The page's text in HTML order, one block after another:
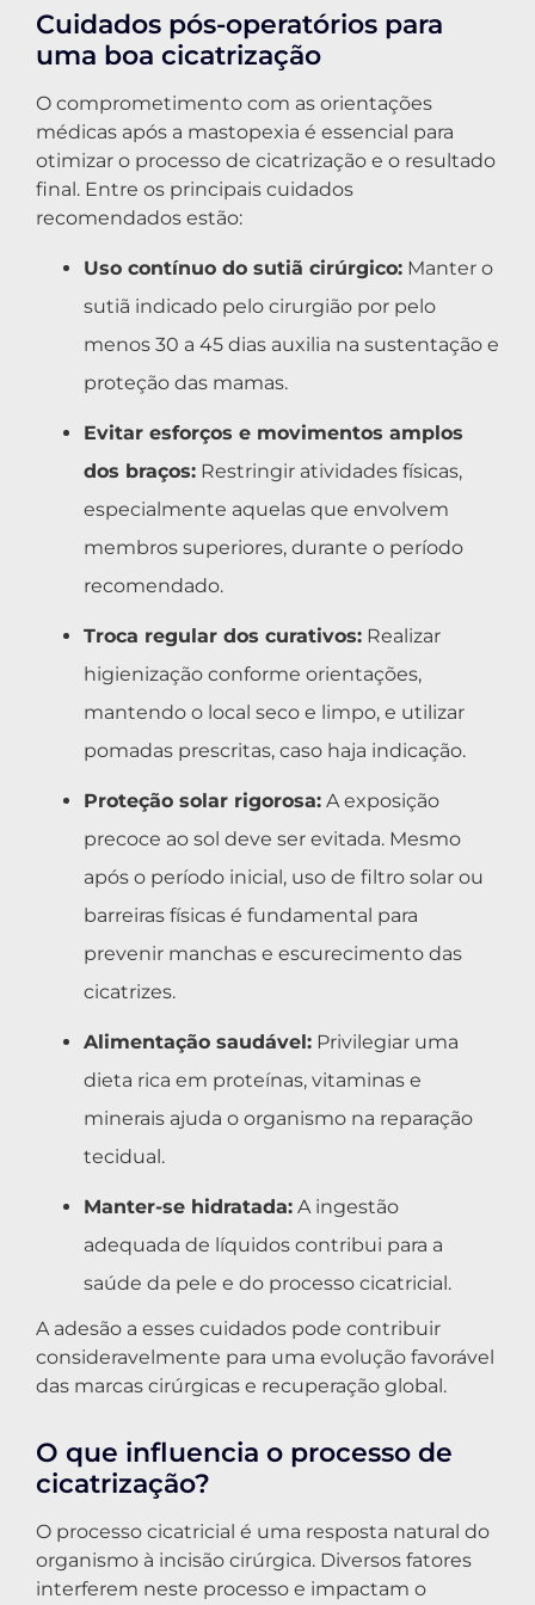
Cuidados pós-operatórios para
uma boa cicatrização
O comprometimento com as orientações
médicas após a mastopexia é essencial para
otimizar o processo de cicatrização e o resultado
final. Entre os principais cuidados
recomendados estão:
Uso contínuo do sutiã cirúrgico: Manter o
sutiã indicado pelo cirurgião por pelo
menos 30 a 45 dias auxilia na sustentação e
proteção das mamas.
Evitar esforços e movimentos amplos
dos braços: Restringir atividades físicas,
especialmente aquelas que envolvem
membros superiores, durante o período
recomendado.
Troca regular dos curativos: Realizar
higienização conforme orientações,
mantendo o local seco e limpo, e utilizar
pomadas prescritas, caso haja indicação.
Proteção solar rigorosa: A exposição
precoce ao sol deve ser evitada. Mesmo
após o período inicial, uso de filtro solar ou
barreiras físicas é fundamental para
prevenir manchas e escurecimento das
cicatrizes.
Alimentação saudável: Privilegiar uma
dieta rica em proteínas, vitaminas e
minerais ajuda o organismo na reparação
tecidual.
Manter-se hidratada: A ingestão
adequada de líquidos contribui para a
saúde da pele e do processo cicatricial.
A adesão a esses cuidados pode contribuir
consideravelmente para uma evolução favorável
das marcas cirúrgicas e recuperação global.
O que influencia o processo de
cicatrização?
O processo cicatricial é uma resposta natural do
organismo à incisão cirúrgica. Diversos fatores
interferem neste processo e impactam o